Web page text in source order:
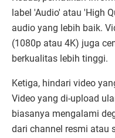
label 'Audio' atau 'High
audio yang lebih baik.
(1080p atau 4K) juga
berkualitas lebih tinggi.
Ketiga, hindari video
Video yang di-upload
biasanya mengalami
dari channel resmi atau